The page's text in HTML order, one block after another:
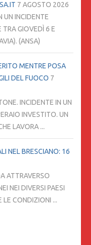
7 AGOSTO 2026
UN INCIDENTE
GIOVEDÌ 6 E
(ANSA)
MENTRE POSA
DEL FUOCO 7
INCIDENTE IN UN
INVESTITO. UN
LAVORA ...
NEL BRESCIANO: 16
ATTRAVERSO
NEI DIVERSI PAESI
LE CONDIZIONI ...